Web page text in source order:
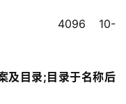
4096 10-
及目录;目录于名称后